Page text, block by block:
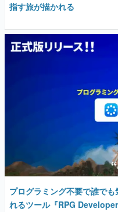
指す旅が描かれる
プログラミング不要で誰で
れるツール『RPG